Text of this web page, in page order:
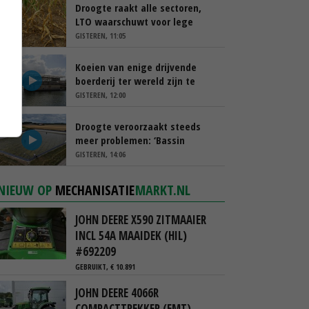
Droogte raakt alle sectoren,
LTO waarschuwt voor lege
schappen
GISTEREN, 11:05
Koeien van enige drijvende
boerderij ter wereld zijn te
koop
GISTEREN, 12:00
Droogte veroorzaakt steeds
meer problemen: ‘Bassin
afgelopen week al leeg’
GISTEREN, 14:06
OP MECHANISATIEMARKT.NL
JOHN DEERE X590 ZITMAAIER
INCL 54A MAAIDEK (HIL)
#692209
GEBRUIKT, € 10.891
JOHN DEERE 4066R